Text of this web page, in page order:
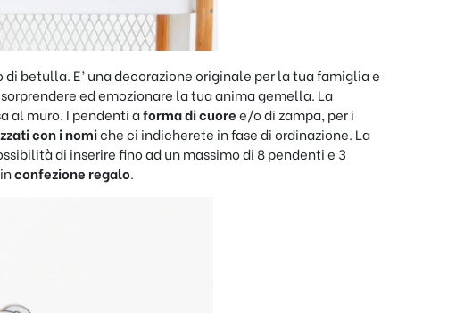
betulla. E’ una decorazione originale per la tua famiglia e
ed emozionare la tua anima gemella. La
al muro. I pendenti aforma di cuoree/o di zampa, per i
con i nomiche ci indicherete in fase di ordinazione. La
di inserire fino ad un massimo di 8 pendenti e 3
confezione regalo.